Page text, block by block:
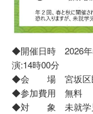
◆開催日時 2026
演:14時00分
◆会 場 宮坂区民
◆参加費用 無料
◆対 象 未就学